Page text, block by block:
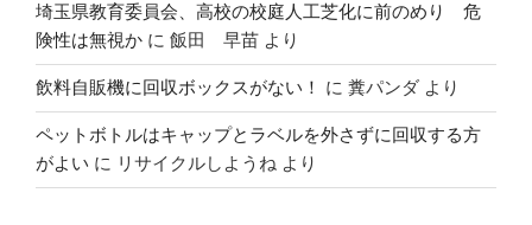
埼玉県教育委員会、高校の校庭人工芝化に前のめり 危
険性は無視か に 飯田 早苗 より
飲料自販機に回収ボックスがない！ に 糞パンダ より
ペットボトルはキャップとラベルを外さずに回収する方
がよい に リサイクルしようね より